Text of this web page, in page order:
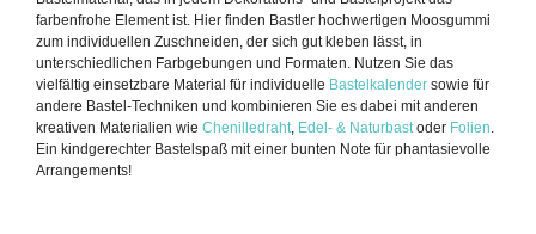
farbenfrohe Element ist. Hier finden Bastler hochwertigen Moosgummi
zum individuellen Zuschneiden, der sich gut kleben lässt, in
unterschiedlichen Farbgebungen und Formaten. Nutzen Sie das
vielfältig einsetzbare Material für individuelle Bastelkalender sowie für
andere Bastel-Techniken und kombinieren Sie es dabei mit anderen
kreativen Materialien wie Chenilledraht, Edel- & Naturbastoder Folien.
Ein kindgerechter Bastelspaß mit einer bunten Note für phantasievolle
Arrangements!